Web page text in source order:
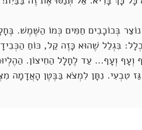
בְּכוֹכָבִים חַמִּים כְּמוֹ הַשֶּׁמֶשׁ.
בִּגְלַל שֶׁהוּא כָּזֶה קַל, כּוֹחַ
וְעָף וְעָף... עַד לֶחָלָל הַחִיצוֹן.
טִבְעִי. נִתָּן לִמְצֹא בַּבֶּטֶן הָאֲדָמָה